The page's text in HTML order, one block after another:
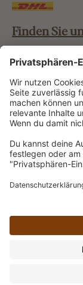
Finden Sie
Bestellung
Vertrag
Alle